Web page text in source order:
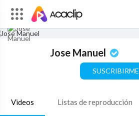
Jose Manuel
SUSCRIBIRME
Videos Listas de reproducción